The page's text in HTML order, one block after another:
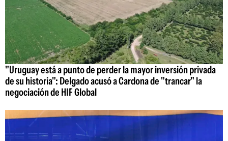
"Uruguay está a punto de perder la mayor inversión privada
de su historia": Delgado acusó a Cardona de "trancar" la
negociación de HIF Global